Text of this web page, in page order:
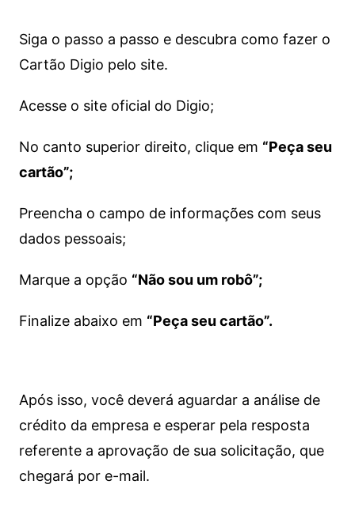
Siga o passo a passo e descubra como fazer o
Cartão Digio pelo site.
Acesse o site oficial do Digio;
No canto superior direito, clique em “Peça seu
cartão”;
Preencha o campo de informações com seus
dados pessoais;
Marque a opção “Não sou um robô”;
Finalize abaixo em “Peça seu cartão”.
Após isso, você deverá aguardar a análise de
crédito da empresa e esperar pela resposta
referente a aprovação de sua solicitação, que
chegará por e-mail.